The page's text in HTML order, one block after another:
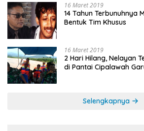
16 Maret 2019
14 Tahun Terbunuhnya
Bentuk Tim Khusus
16 Maret 2019
2 Hari Hilang, Nelayan
di Pantai Cipalawah
Selengkapnya